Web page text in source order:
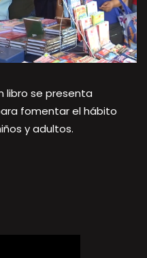
libro se presenta
fomentar el hábito
y adultos.